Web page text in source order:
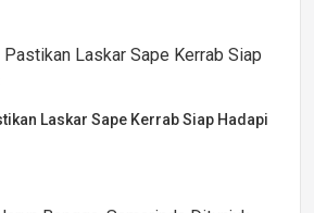
Laskar Sape Kerrab Siap Hadapi